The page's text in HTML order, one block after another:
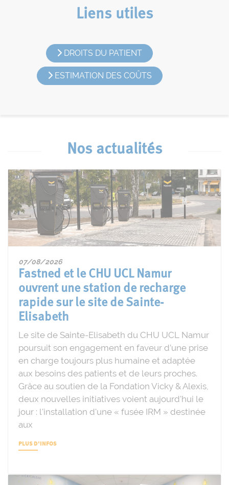
Liens utiles
DROITS DU PATIENT
ESTIMATION DES COÛTS
Nos actualités
07/08/2026
Fastned et le CHU UCL Namur
ouvrent une station de recharge
rapide sur le site de Sainte-
Elisabeth
Le site de Sainte-Elisabeth du CHU UCL Namur
poursuit son engagement en faveur d’une prise
en charge toujours plus humaine et adaptée
aux besoins des patients et de leurs proches.
Grâce au soutien de la Fondation Vicky & Alexis,
deux nouvelles initiatives voient aujourd'hui le
jour : l'installation d'une « fusée IRM » destinée
aux
PLUS D'INFOS